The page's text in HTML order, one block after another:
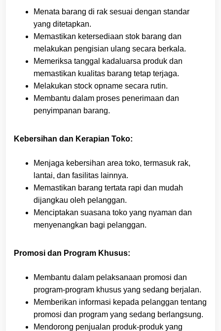
Menata barang di rak sesuai dengan standar
yang ditetapkan.
Memastikan ketersediaan stok barang dan
melakukan pengisian ulang secara berkala.
Memeriksa tanggal kadaluarsa produk dan
memastikan kualitas barang tetap terjaga.
Melakukan stock opname secara rutin.
Membantu dalam proses penerimaan dan
penyimpanan barang.
Kebersihan dan Kerapian Toko:
Menjaga kebersihan area toko, termasuk rak,
lantai, dan fasilitas lainnya.
Memastikan barang tertata rapi dan mudah
dijangkau oleh pelanggan.
Menciptakan suasana toko yang nyaman dan
menyenangkan bagi pelanggan.
Promosi dan Program Khusus:
Membantu dalam pelaksanaan promosi dan
program-program khusus yang sedang berjalan.
Memberikan informasi kepada pelanggan tentang
promosi dan program yang sedang berlangsung.
Mendorong penjualan produk-produk yang